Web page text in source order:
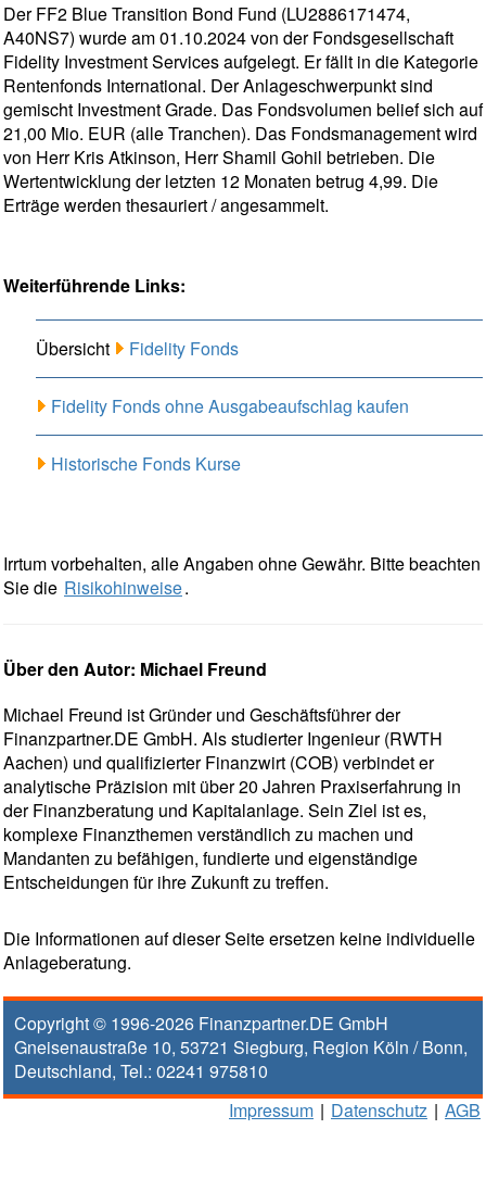
Der FF2 Blue Transition Bond Fund (LU2886171474,
A40NS7) wurde am 01.10.2024 von der Fondsgesellschaft
Fidelity Investment Services aufgelegt. Er fällt in die Kategorie
Rentenfonds International. Der Anlageschwerpunkt sind
gemischt Investment Grade. Das Fondsvolumen belief sich auf
21,00 Mio. EUR (alle Tranchen). Das Fondsmanagement wird
von Herr Kris Atkinson, Herr Shamil Gohil betrieben. Die
Wertentwicklung der letzten 12 Monaten betrug 4,99. Die
Erträge werden thesauriert / angesammelt.
Weiterführende Links:
Übersicht Fidelity Fonds
Fidelity Fonds ohne Ausgabeaufschlag kaufen
Historische Fonds Kurse
Irrtum vorbehalten, alle Angaben ohne Gewähr. Bitte beachten
Sie die Risikohinweise.
Über den Autor: Michael Freund
Michael Freund ist Gründer und Geschäftsführer der
Finanzpartner.DE GmbH. Als studierter Ingenieur (RWTH
Aachen) und qualifizierter Finanzwirt (COB) verbindet er
analytische Präzision mit über 20 Jahren Praxiserfahrung in
der Finanzberatung und Kapitalanlage. Sein Ziel ist es,
komplexe Finanzthemen verständlich zu machen und
Mandanten zu befähigen, fundierte und eigenständige
Entscheidungen für ihre Zukunft zu treffen.
Die Informationen auf dieser Seite ersetzen keine individuelle
Anlageberatung.
Copyright © 1996-2026 Finanzpartner.DE GmbH
Gneisenaustraße 10, 53721 Siegburg, Region Köln / Bonn,
Deutschland, Tel.: 02241 975810
Impressum | Datenschutz | AGB